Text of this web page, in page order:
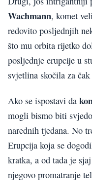
Wachmann, komet
redovito posljednjih
što mu orbita rijetko
posljednje erupcije u
svjetlina skočila za
Ako se ispostavi da
mogli bismo biti
narednih tjedana. No
Erupcija koja se
kratka, a od tada je
njegovo promatranje